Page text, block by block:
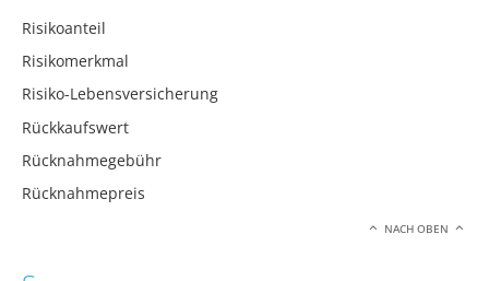
Risikoanteil
Risikomerkmal
Risiko-Lebensversicherung
Rückkaufswert
Rücknahmegebühr
Rücknahmepreis
NACH OBEN